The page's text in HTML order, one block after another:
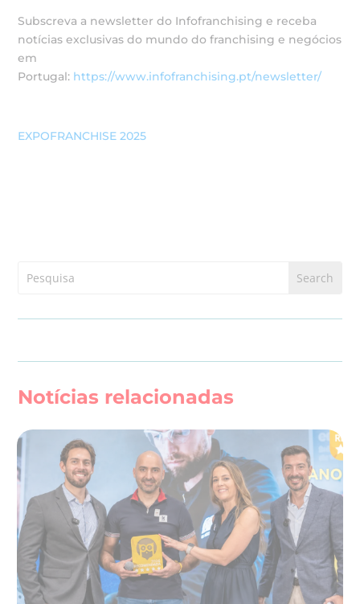
Subscreva a newsletter do Infofranchising e receba
notícias exclusivas do mundo do franchising e negócios
em
Portugal: https://www.infofranchising.pt/newsletter/
EXPOFRANCHISE 2025
Notícias relacionadas